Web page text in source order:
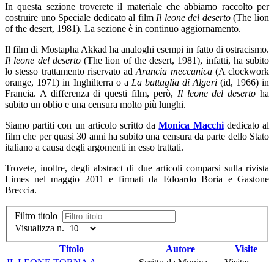
In questa sezione troverete il materiale che abbiamo raccolto per
costruire uno Speciale dedicato al film Il leone del deserto(The lion
of the desert, 1981). La sezione è in continuo aggiornamento.
Il film di Mostapha Akkad ha analoghi esempi in fatto di ostracismo.
Il leone del deserto(The lion of the desert, 1981), infatti, ha subito
lo stesso trattamento riservato adArancia meccanica(A clockwork
orange, 1971) in Inghilterra o a La battaglia di Algeri(id, 1966) in
Francia. A differenza di questi film, però, Il leone del deserto ha
subito un oblio e una censura molto più lunghi.
Siamo partiti con un articolo scritto daMonica Macchidedicato al
film che per quasi 30 anni ha subito una censura da parte dello Stato
italiano a causa degli argomenti in esso trattati.
Trovete, inoltre, degli abstract di due articoli comparsi sulla rivista
Limes nel maggio 2011 e firmati da Edoardo Boria e Gastone
Breccia.
Filtro titolo
Visualizza n.
Titolo
Autore
Visite